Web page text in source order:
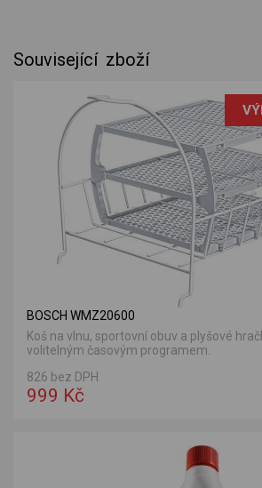
Související zboží
BOSCH WMZ20600
Koš na vlnu, sportovní obuv a plyšové
volitelným časovým programem.
826 bez DPH
999 Kč